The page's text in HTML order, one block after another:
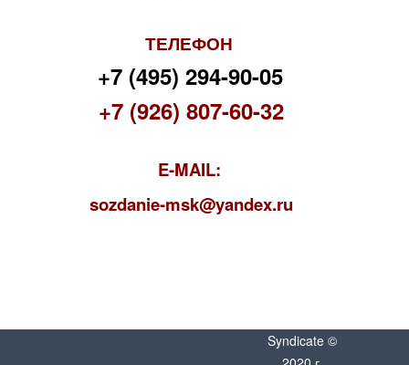
ТЕЛЕФОН
+7 (495) 294-90-05
+7 (926) 807-60-32
E-MAIL:
sozdanie-msk@yandex.ru
Syndicate ©